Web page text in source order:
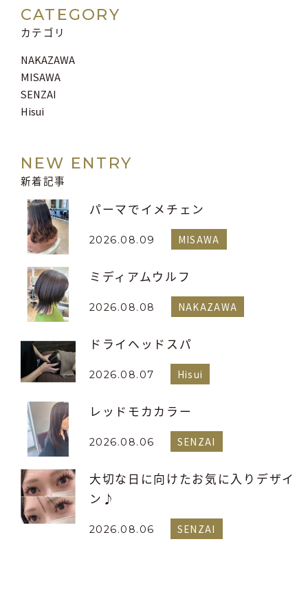
CATEGORY
カテゴリ
NAKAZAWA
MISAWA
SENZAI
Hisui
NEW ENTRY
新着記事
パーマでイメチェン
2026.08.09 MISAWA
ミディアムウルフ
2026.08.08 NAKAZAWA
ドライヘッドスパ
2026.08.07 Hisui
レッドモカカラー
2026.08.06 SENZAI
大切な日に向けたお気に入りデザイ
ン♪
2026.08.06 SENZAI